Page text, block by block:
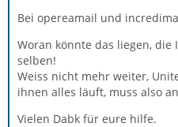
Bei opereamail und
Woran könnte das liegen,
selben!
Weiss nicht mehr weiter,
ihnen alles läuft, muss also
Vielen Dabk für eure hilfe.